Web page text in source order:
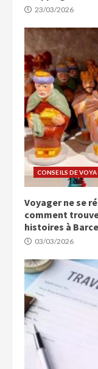
23/03/2026
CONSEILS DE
Voyager ne se
comment
histoires à
03/03/2026